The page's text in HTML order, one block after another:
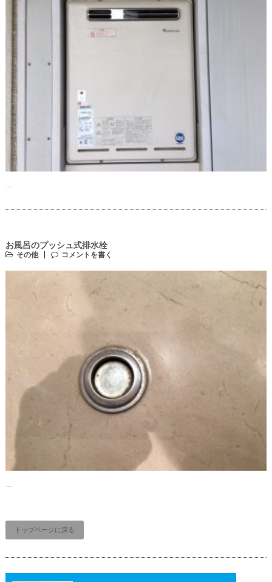
お風呂のプッシュ式排水栓
その他 コメントを書く
…
トップページに戻る